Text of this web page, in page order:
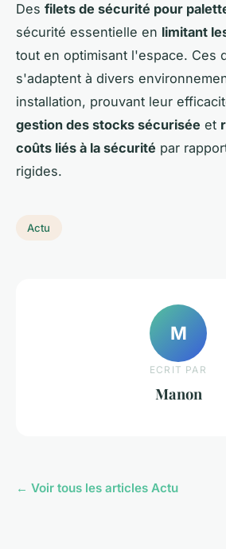
Des filets de sécurité pour
sécurité essentielle en limitant
tout en optimisant l'espace. Ces
s'adaptent à divers
installation, prouvant leur
gestion des stocks sécurisée et
coûts liés à la sécurité par
rigides.
Actu
M
ECRIT PAR
Manon
← Voir tous les articles Actu